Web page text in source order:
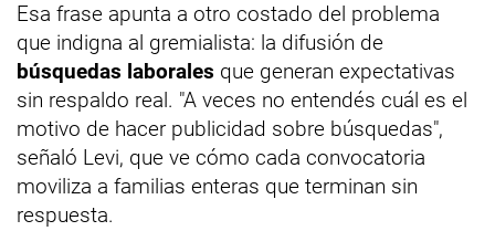
Esa frase apunta a otro costado del problema
que indigna al gremialista: la difusión de
búsquedas laborales que generan expectativas
sin respaldo real. "A veces no entendés cuál es el
motivo de hacer publicidad sobre búsquedas",
señaló Levi, que ve cómo cada convocatoria
moviliza a familias enteras que terminan sin
respuesta.